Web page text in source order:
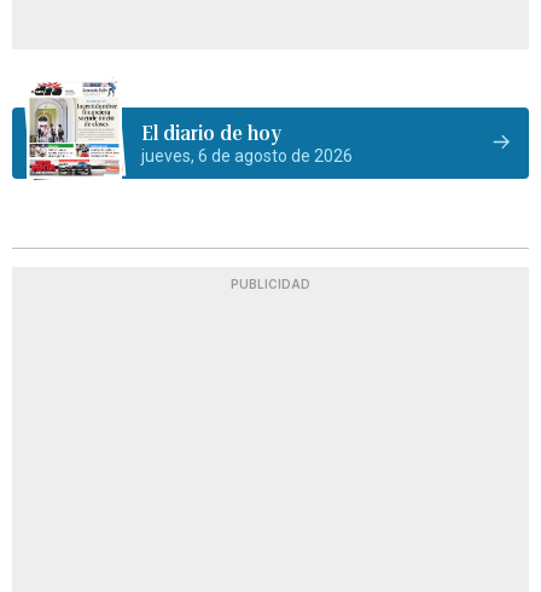
El diario de hoy
jueves, 6 de agosto de 2026
PUBLICIDAD